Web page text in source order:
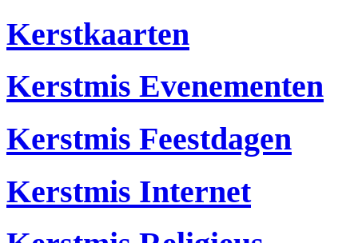
Kerstkaarten
Kerstmis Evenementen
Kerstmis Feestdagen
Kerstmis Internet